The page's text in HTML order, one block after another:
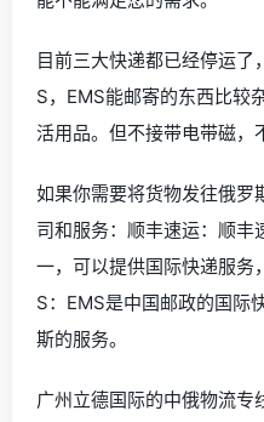
目前三大快递都已经停运了
S，EMS能邮寄的东西比较
活用品。但不接带电带磁，
如果你需要将货物发往俄罗
司和服务：顺丰速运：顺丰
一，可以提供国际快递服务
S：EMS是中国邮政的国际
斯的服务。
广州立德国际的中俄物流专